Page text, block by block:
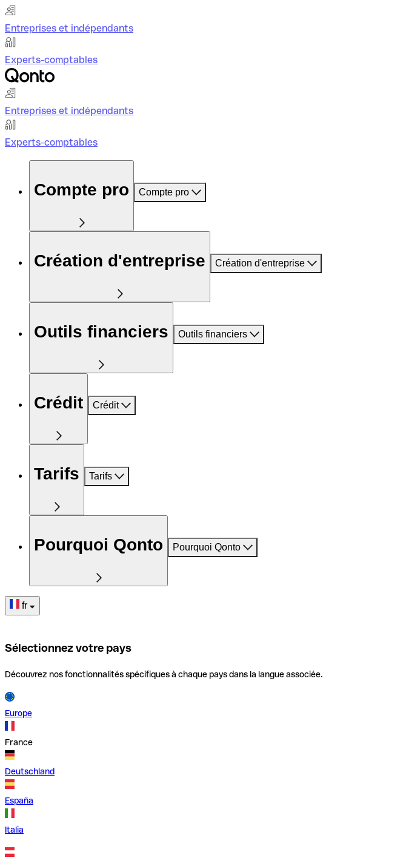
Entreprises et indépendants
Experts-comptables
Entreprises et indépendants
Experts-comptables
Compte pro Compte pro
Création d'entreprise Création d'entreprise
Outils financiers Outils financiers
Crédit Crédit
Tarifs Tarifs
Pourquoi Qonto Pourquoi Qonto
fr
Sélectionnez votre pays
Découvrez nos fonctionnalités spécifiques à chaque pays dans la langue associée.
Europe
France
Deutschland
España
Italia